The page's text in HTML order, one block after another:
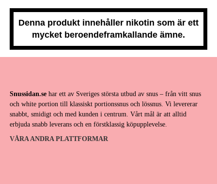
Denna produkt innehåller nikotin som är ett
mycket beroendeframkallande ämne.
Snussidan.se har ett av Sveriges största utbud av snus – från vitt snus
och white portion till klassiskt portionssnus och lössnus. Vi levererar
snabbt, smidigt och med kunden i centrum. Vårt mål är att alltid
erbjuda snabb leverans och en förstklassig köpupplevelse.
VÅRA ANDRA PLATTFORMAR